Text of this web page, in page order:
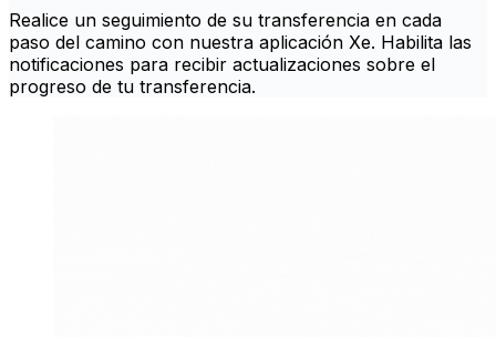
Realice un seguimiento de su transferencia en cada
paso del camino con nuestra aplicación Xe. Habilita las
notificaciones para recibir actualizaciones sobre el
progreso de tu transferencia.